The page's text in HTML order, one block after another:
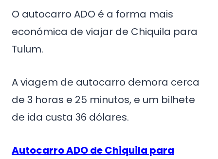
O autocarro ADO é a forma mais
económica de viajar de Chiquila para
Tulum.
A viagem de autocarro demora cerca
de 3 horas e 25 minutos, e um bilhete
de ida custa 36 dólares.
Autocarro ADO de Chiquila para